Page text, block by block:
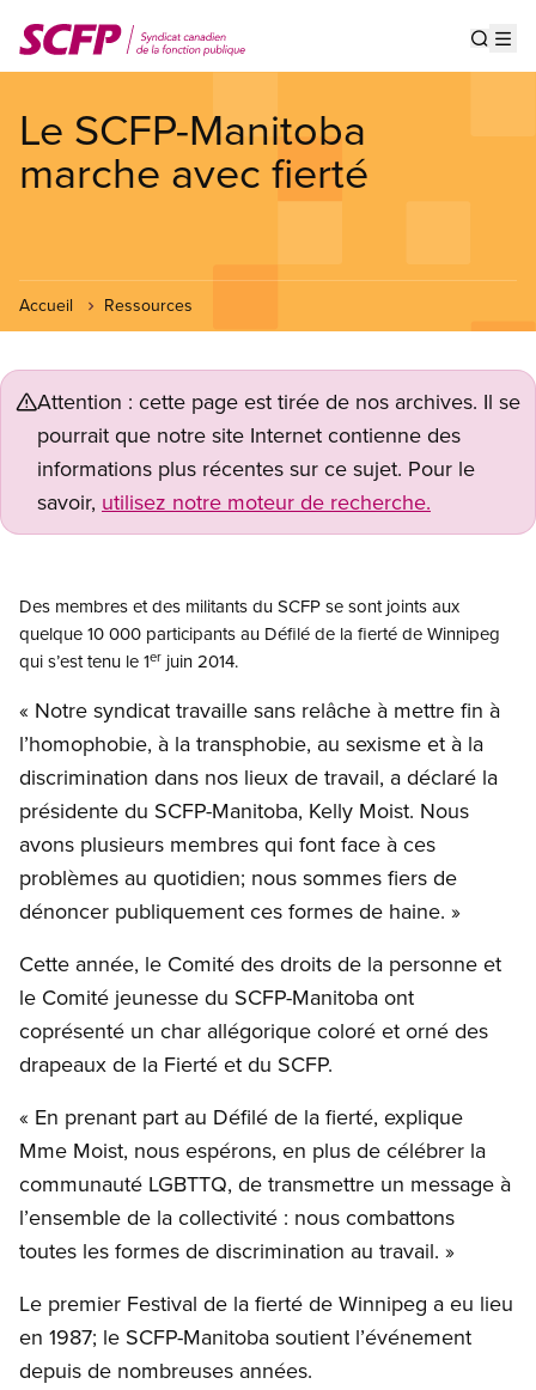
au
contenu
Le SCFP-Manitoba
marche avec fierté
Accueil Ressources
Attention : cette page est tirée de nos archives. Il se
pourrait que notre site Internet contienne des
informations plus récentes sur ce sujet. Pour le
savoir, utilisez notre moteur de recherche.
Des membres et des militants du SCFP se sont joints aux
quelque 10 000 participants au Défilé de la fierté de Winnipeg
qui s’est tenu le 1er juin 2014.
« Notre syndicat travaille sans relâche à mettre fin à
l’homophobie, à la transphobie, au sexisme et à la
discrimination dans nos lieux de travail, a déclaré la
présidente du SCFP-Manitoba, Kelly Moist. Nous
avons plusieurs membres qui font face à ces
problèmes au quotidien; nous sommes fiers de
dénoncer publiquement ces formes de haine. »
Cette année, le Comité des droits de la personne et
le Comité jeunesse du SCFP-Manitoba ont
coprésenté un char allégorique coloré et orné des
drapeaux de la Fierté et du SCFP.
« En prenant part au Défilé de la fierté, explique
Mme Moist, nous espérons, en plus de célébrer la
communauté LGBTTQ, de transmettre un message à
l’ensemble de la collectivité : nous combattons
toutes les formes de discrimination au travail. »
Le premier Festival de la fierté de Winnipeg a eu lieu
en 1987; le SCFP-Manitoba soutient l’événement
depuis de nombreuses années.